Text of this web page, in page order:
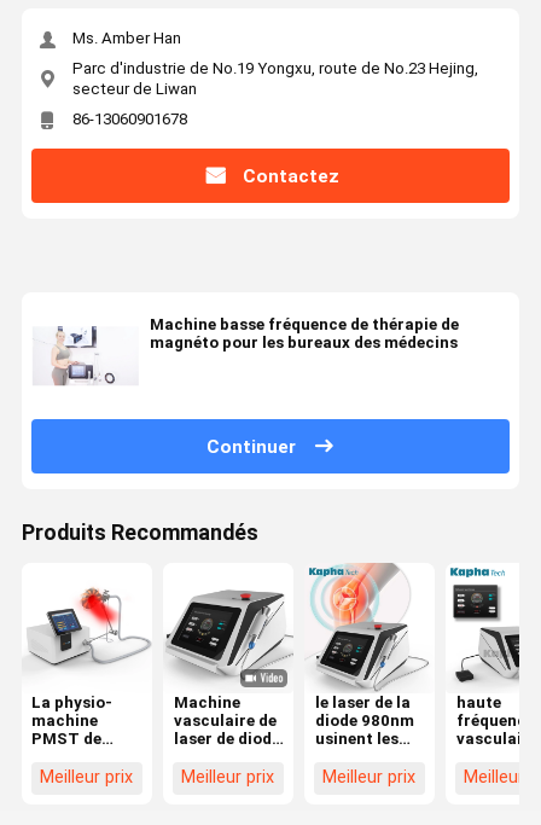
Ms. Amber Han
Parc d'industrie de No.19 Yongxu, route de No.23 Hejing,
secteur de Liwan
86-13060901678
Contactez
Machine basse fréquence de thérapie de
magnéto pour les bureaux des médecins
Continuer
Produits Recommandés
La physio-
machine
PMST de
ABS
Meilleur prix
Machine
vasculaire de
laser de diode
navires pour
Meilleur prix
le laser de la
diode 980nm
usinent les
sanguins
Meilleur prix
haute
fréquence
vasculaire
machine
Meilleur